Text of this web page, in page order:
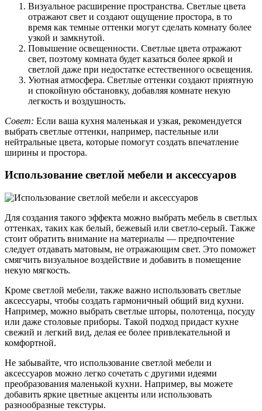
Визуальное расширение пространства. Светлые цвета
отражают свет и создают ощущение простора, в то
время как темные оттенки могут сделать комнату более
узкой и замкнутой.
Повышение освещенности. Светлые цвета отражают
свет, поэтому комната будет казаться более яркой и
светлой даже при недостатке естественного освещения.
Уютная атмосфера. Светлые оттенки создают приятную
и спокойную обстановку, добавляя комнате некую
легкость и воздушность.
Совет: Если ваша кухня маленькая и узкая, рекомендуется
выбрать светлые оттенки, например, пастельные или
нейтральные цвета, которые помогут создать впечатление
ширины и простора.
Использование светлой мебели и аксессуаров
Для создания такого эффекта можно выбрать мебель в светлых
оттенках, таких как белый, бежевый или светло-серый. Также
стоит обратить внимание на материалы — предпочтение
следует отдавать матовым, не отражающим свет. Это поможет
смягчить визуальное воздействие и добавить в помещение
некую мягкость.
Кроме светлой мебели, также важно использовать светлые
аксессуары, чтобы создать гармоничный общий вид кухни.
Например, можно выбрать светлые шторы, полотенца, посуду
или даже столовые приборы. Такой подход придаст кухне
свежий и легкий вид, делая ее более привлекательной и
комфортной.
Не забывайте, что использование светлой мебели и
аксессуаров можно легко сочетать с другими идеями
преобразования маленькой кухни. Например, вы можете
добавить яркие цветные акценты или использовать
разнообразные текстуры.